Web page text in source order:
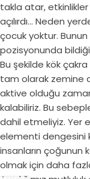
takla atar, etkinlikler
açılırdı… Neden
çocuk yoktur.
pozisyonunda
Bu şekilde kök
tam olarak zemine
aktive olduğu
kalabiliriz. Bu
dahil etmeliyiz. Yer
elementi dengesini
insanların çoğunun
olmak için daha